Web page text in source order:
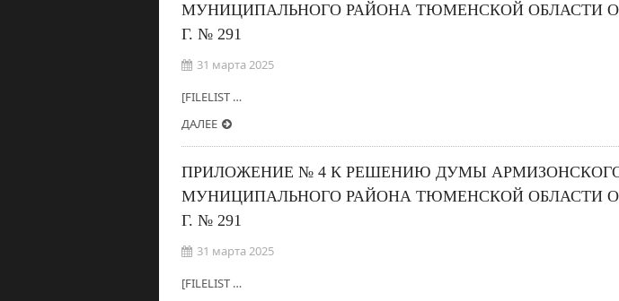
МУНИЦИПАЛЬНОГО РАЙОНА ТЮМЕНСКОЙ ОБЛАСТИ ОТ
Г. № 291
31 марта 2025
[FILELIST …
ДАЛЕЕ
ПРИЛОЖЕНИЕ № 4 К РЕШЕНИЮ ДУМЫ
МУНИЦИПАЛЬНОГО РАЙОНА ТЮМЕНСКОЙ ОБЛАСТИ ОТ
Г. № 291
31 марта 2025
[FILELIST …